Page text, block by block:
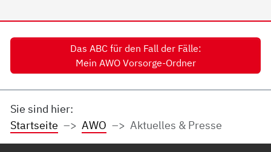
Das ABC für den Fall der Fälle:
Mein AWO Vorsorge-Ordner
Sie sind hier:
Startseite
AWO Aktuelles & Presse